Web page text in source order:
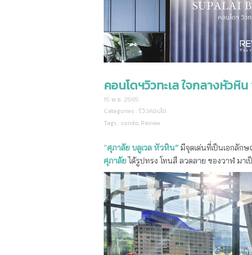
คอนโดฯวิวทะเล ใจกลางหัวหิ
15 พ.ย. 2565
Categories : รีวิวคอนโด
Tags : condo, Review
“ศุภาลัย บลูเวล หัวหิน” มีจุดเด่นที่เป็นเอกลัก
ศุภาลัย ได้รูปทรง โทนสี ลวดลาย ของวาฬ มา